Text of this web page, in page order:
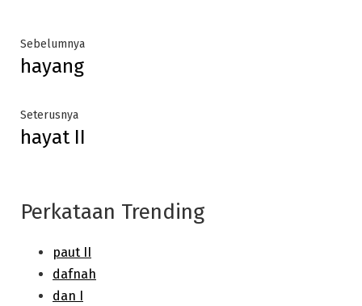
Post
navigation
SebelumnyaPrevious
hayang
SeterusnyaNext
post:
hayat II
Perkataan Trending